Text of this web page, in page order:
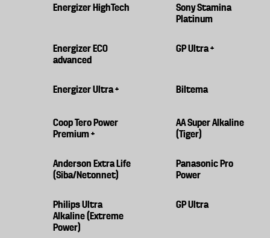
Energizer HighTech
Sony Stamina
Platinum
Energizer ECO
advanced
GP Ultra +
Energizer Ultra + Biltema
Coop Tero Power
Premium +
AA Super Alkaline
(Tiger)
Anderson Extra Life
(Siba/Netonnet)
Panasonic Pro
Power
Philips Ultra
Alkaline (Extreme
Power)
GP Ultra